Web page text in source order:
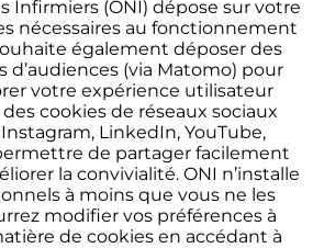
Trouvez votre CDOI
Contacter l'ONI
de déposer une plainte ou faire un
devant l'Ordre ?Cliquez ici
Infirmiers (ONI) dépose sur votre
nécessaires au fonctionnement
également déposer des
d’audiences (via Matomo) pour
votre expérience utilisateur
cookies de réseaux sociaux
LinkedIn, YouTube,
de partager facilement
la convivialité. ONI n’installe
à moins que vous ne les
modifier vos préférences à
de cookies en accédant à